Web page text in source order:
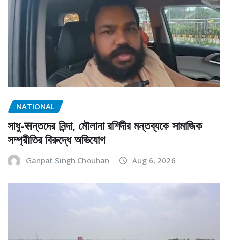
NATIONAL
সাধু-सন্তদের নিন্দা, মৌলানা রশিদীর মন্তব্যকে সামাজিক
সম্প্রীতির বিরুদ্ধে অভিযোগ
Ganpat Singh Chouhan Aug 6, 2026